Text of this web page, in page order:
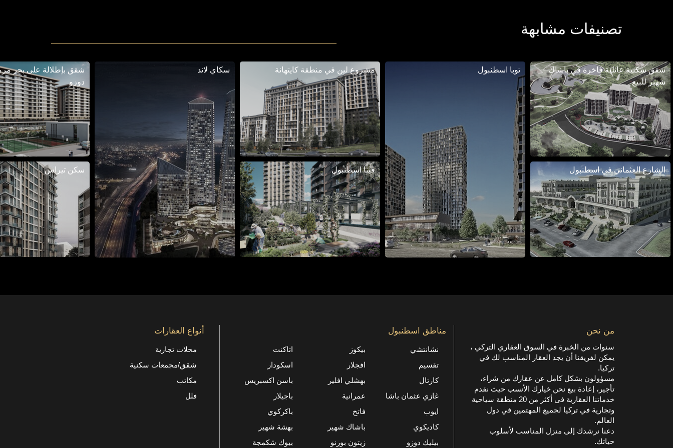
تصنيفات مشابهة
شقق سكنية عائلية فاخرة في باشاك
شهير للبيع
الشارع العثماني في اسطنبول
توبا اسطنبول مشروع لين في منطقة كايتهانة
فينا اسطنبول
سكاي لاند
شقق بإطلالة على بحر
دوزو
سكن تيراس
من نحن
سنوات من الخبرة في السوق العقاري التركي ،
يمكن لفريقنا أن يجد العقار المناسب لك في
تركيا.
مسؤولون بشكل كامل عن عقارك من شراء،
تأجير، إعادة بيع نحن خيارك الأنسب حيث نقدم
خدماتنا العقارية فى أكثر من 20 منطقة سياحية
وتجارية في تركيا لجميع المهتمين في دول
العالم.
دعنا نرشدك إلى منزل المناسب لأسلوب
حياتك.
مناطق اسطنبول
نشانتشي بيكوز
اتاكنت
تقسيم
افجلار
اسكودار
كارتال
بهشلي افلير
باسن اكسبريس
غازي عثمان باشا
عمرانية
باجیلار
ايوب
فاتح
باكركوي
كاديكوي
باشاك شهیر
بهشة شهير
بيليك دوزو
زيتون بورنو بيوك شكمجة
أنواع العقارات
محلات تجارية
شقق/مجمعات سكنية
مكاتب
فلل